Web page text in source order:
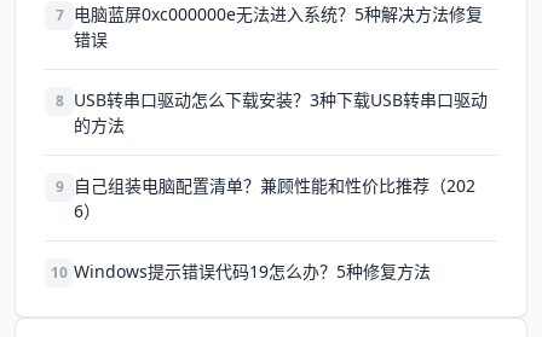
7 电脑蓝屏0xc000000e无法进入系统？5种解决方法修复
错误
8 USB转串口驱动怎么下载安装？3种下载USB转串口驱动
的方法
9
自己组装电脑配置清单？兼顾性能和性价比推荐（202
6）
10 Windows提示错误代码19怎么办？5种修复方法